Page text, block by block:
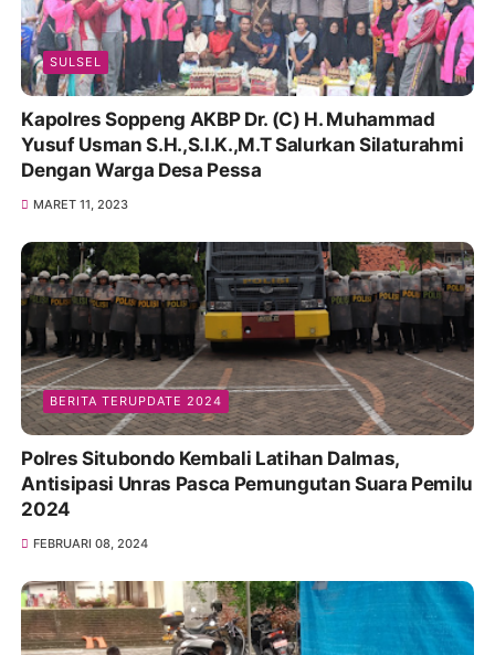
SULSEL
Kapolres Soppeng AKBP Dr. (C) H. Muhammad
Yusuf Usman S.H.,S.I.K.,M.T Salurkan Silaturahmi
Dengan Warga Desa Pessa
MARET 11, 2023
BERITA TERUPDATE 2024
Polres Situbondo Kembali Latihan Dalmas,
Antisipasi Unras Pasca Pemungutan Suara Pemilu
2024
FEBRUARI 08, 2024